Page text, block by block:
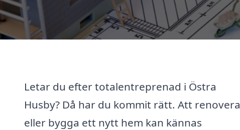
Letar du efter totalentreprenad i Östra
Husby? Då har du kommit rätt. Att renovera
eller bygga ett nytt hem kan kännas